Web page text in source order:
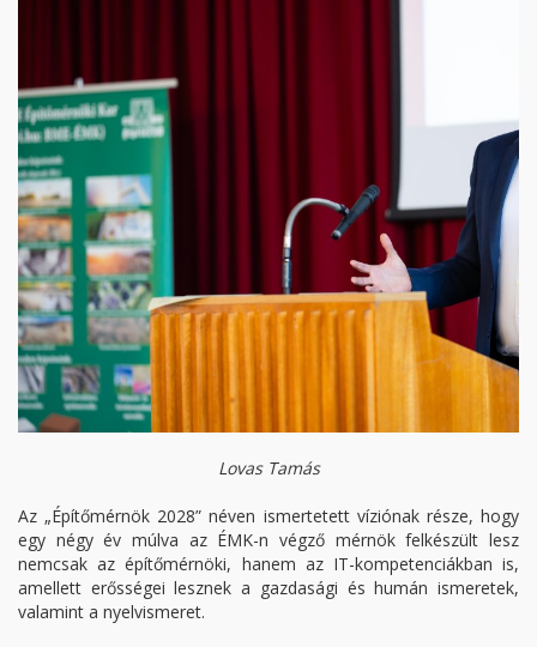
Lovas Tamás
Az „Építőmérnök 2028” néven ismertetett víziónak része, hogy
egy négy év múlva az ÉMK-n végző mérnök felkészült lesz
nemcsak az építőmérnöki, hanem az IT-kompetenciákban is,
amellett erősségei lesznek a gazdasági és humán ismeretek,
valamint ​a nyelvismeret​.